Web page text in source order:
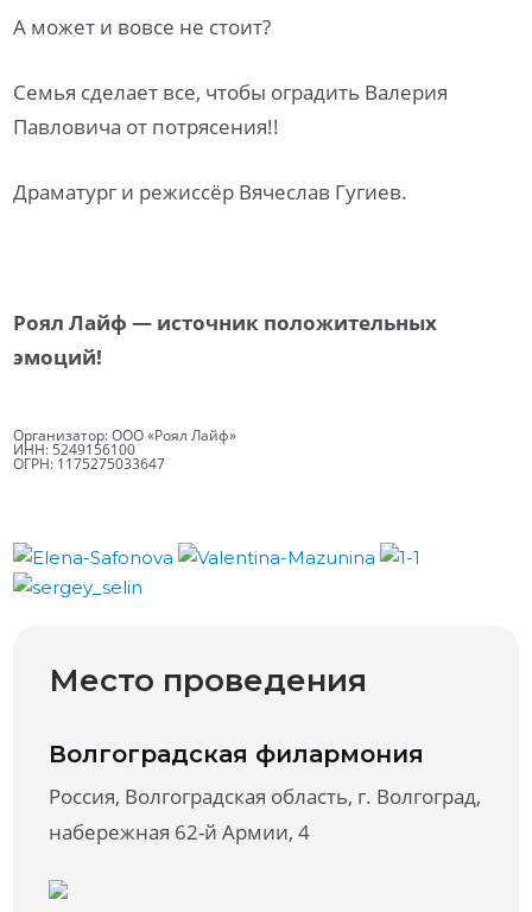
А может и вовсе не стоит?
Семья сделает все, чтобы оградить Валерия
Павловича от потрясения!!
Драматург и режиссёр Вячеслав Гугиев.
Роял Лайф — источник положительных
эмоций!
Организатор: ООО «Роял Лайф»
ИНН: 5249156100
ОГРН: 1175275033647
Место проведения
Волгоградская филармония
Россия, Волгоградская область, г. Волгоград,
набережная 62-й Армии, 4